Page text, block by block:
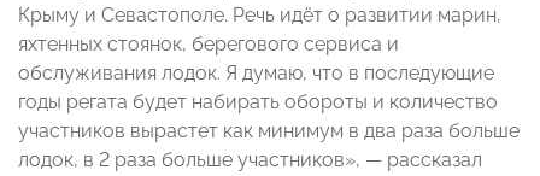
Крыму и Севастополе. Речь идёт о развитии марин,
яхтенных стоянок, берегового сервиса и
обслуживания лодок. Я думаю, что в последующие
годы регата будет набирать обороты и количество
участников вырастет как минимум в два раза больше
лодок, в 2 раза больше участников», — рассказал